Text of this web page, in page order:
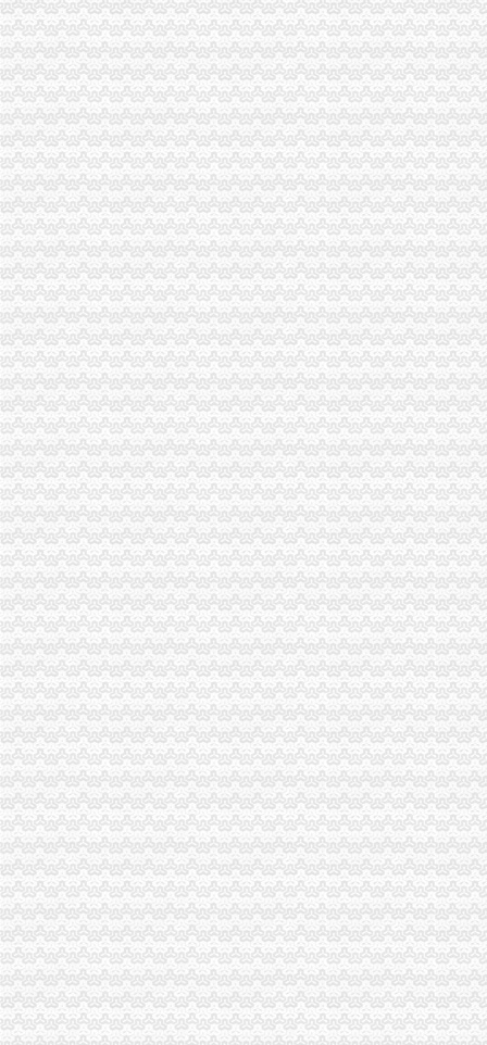
公司注册-专业办理上海外贸公司注册,快办理进出口资格-公司注册
青浦外贸公司注册优惠政策-商务服务
重庆代办外贸公司
【广州金沙洲外贸出口退税网_外贸出口退税代理_外贸公司出口退税】
希腊橄榄油进口重庆报关代理___外贸服务-食品商务网
外贸公司注册要求
【图】在龙岗注册外贸公司需要什么条件_深圳公司注册-知了信息网
开外贸公司的注册流程和需要的获得的许可证?-知乎
外贸公司注册
外资公司注册--内资外贸公司注册之三：代理外贸公司注册
外贸公司注册_注册公司_上海注册公司_上海公司注册_上海誉胜企业咨
重庆注册进出口公司
重庆市尚械进出口贸易有限公司
重庆掌纹进出口贸易有限公司商铺资质
重庆注册外贸公司
注册外贸外商投资注册香港公司-爱喇叭网
商标注册_重庆大田商标代理有限公司服务列表_一品威客网
工商动态
忠县工商局深入开展城市外贸公司注册要求环境集中整
南川工商局外贸公司注册条件个协大力培育发展农村经纪人
九龙坡区企业信用促进会召开上半年工作会
巴南区工商分局四项措施从严监管猪肉市外贸公司注册要求场
市重庆注册进出口公司工商局牵头开展整顿规范盐业市场次序
梁平县工商局重庆代办外贸公司五项制度落实整改提高阶段工作
巴南区工商分局重庆注册进出口公司三个结合落实增收节支
垫江县工商局“五个到位”外贸公司注册资金抓纠风和政风行风评议工作
铜梁县大力推行驰名商标著名商标励办法
巴南区工商分局重庆注册进出口公司开展纠风和政风行风评议工作
铜梁县工商局外贸公司注册流程六项措施加水路运输行业监管工作
全市外贸公司注册工商系统个体工商户信用信息录入建库工作接近尾声
巴南区工商分局重庆注册外贸公司构筑联合查处防线
我市重庆注册进出口公司各地纪念3.15国际消费者权益日活动丰富多
市外贸公司注册条件工商局吊销2家广告代理公司营业执照
开县局“3.25”外贸公司注册流程井漏事故个体工商户理赔任务全面完成
市局企业处认真落实奇帆副市长批示 以实际行动支持“烂尾楼”重庆代办外贸公
万州局四条措施加“五一”重庆注册外贸公司金周安全生产工作
国家工商总局外贸公司注册流程钟攸平副局长来渝检查工作
永川局重庆注册外贸公司构建五项机制加新闻宣报道工作
重庆代理报关公司
重庆辉业货物报关代理服务有限公司第一分公司_【信用信息_诉讼信息
重庆代理报关_重庆代理报关供应商_重庆代理报关供应信息
进口产品留程
供应进口日本化工产品报关流程及清关代理-行业汇-机电在线
应该怎么操作进口食品流程/如何报关【今日推荐网-深圳进出口代理】
货物出口流程
【深圳保税区返修出口货物流程,一站式服务】价格,厂家,仓储业-